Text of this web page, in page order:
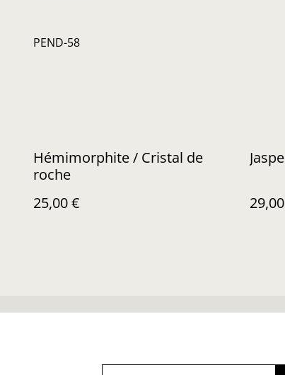
PEND-58
Hémimorphite / Cristal de
roche
25,00 €